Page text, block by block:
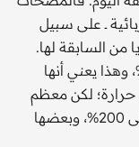
ــ على سبيل
من السابقة لها.
كفاءة أفضل أفران الغاز إلى 95%، وهذا يعني أنها
حرارة؛ لكن معظم
المضخات الحرارية تصل كفاءتها بسهولة إلى 200%، وبعضها